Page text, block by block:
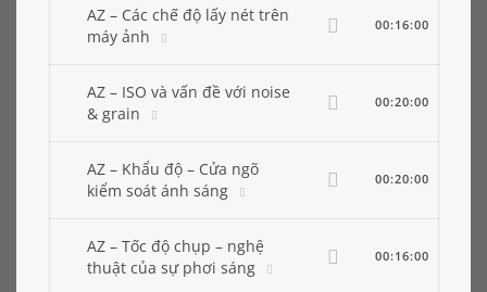
AZ – Các chế độ lấy nét trên
máy ảnh
00:16:00
AZ – ISO và vấn đề với noise
& grain
00:20:00
AZ – Khẩu độ – Cửa ngõ
kiểm soát ánh sáng
00:20:00
AZ – Tốc độ chụp – nghệ
thuật của sự phơi sáng
00:16:00